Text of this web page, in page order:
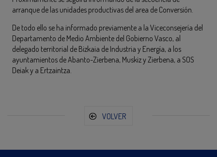
arranque de las unidades productivas del area de Conversión.
De todo ello se ha informado previamente a la Viceconsejería del
Departamento de Medio Ambiente del Gobierno Vasco, al
delegado territorial de Bizkaia de Industria y Energía, a los
ayuntamientos de Abanto-Zierbena, Muskiz y Zierbena, a SOS
Deiak y a Ertzaintza.
VOLVER